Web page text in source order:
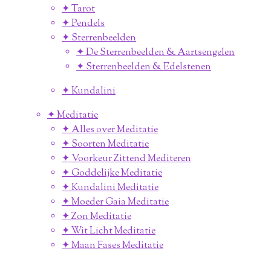
✦ Tarot
✦ Pendels
✦ Sterrenbeelden
✦ De Sterrenbeelden & Aartsengelen
✦ Sterrenbeelden & Edelstenen
✦ Kundalini
✦ Meditatie
✦ Alles over Meditatie
✦ Soorten Meditatie
✦ Voorkeur Zittend Mediteren
✦ Goddelijke Meditatie
✦ Kundalini Meditatie
✦ Moeder Gaia Meditatie
✦ Zon Meditatie
✦ Wit Licht Meditatie
✦ Maan Fases Meditatie